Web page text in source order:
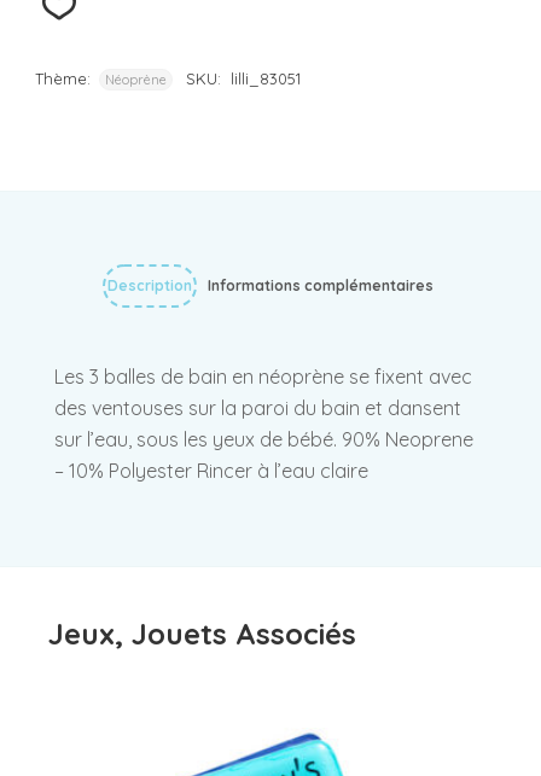
Thème: Néoprène SKU: lilli_83051
Description Informations complémentaires
Les 3 balles de bain en néoprène se fixent avec
des ventouses sur la paroi du bain et dansent
sur l’eau, sous les yeux de bébé. 90% Neoprene
– 10% Polyester Rincer à l’eau claire
Jeux, Jouets Associés